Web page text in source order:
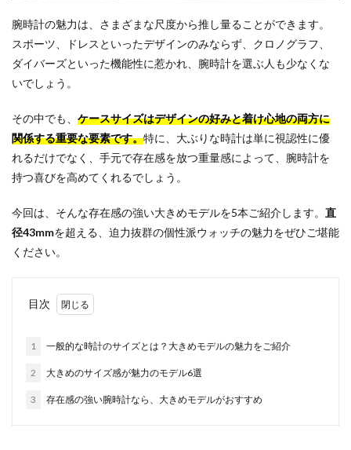
腕時計の魅力は、さまざまな尺度から推し量ることができます。
スポーツ、ドレスといったデザインのみならず、クロノグラフ、
ダイバーズといった機能性に惹かれ、腕時計を選ぶ人も少なくな
いでしょう。
その中でも、 ケースサイズはデザインの好みと着け心地の両方に
関係する重要な要素です。特に、大ぶりな時計は単に視認性に優
れるだけでなく、手元で存在感を放つ重量感によって、腕時計を
持つ喜びを高めてくれるでしょう。
今回は、そんな存在感の強い大きめモデルを5本ご紹介します。 直
径43mmを超える、迫力抜群の個性派ウォッチの魅力をぜひご堪能
ください。
目次
1 一般的な時計のサイズとは？大きめモデルの魅力をご紹介
2 大きめのサイズ感が魅力のモデル6選
3 存在感の強い腕時計なら、大きめモデルがおすすめ